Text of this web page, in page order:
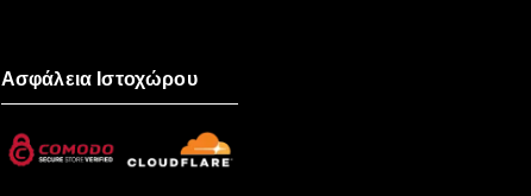
Ασφάλεια Ιστοχώρου